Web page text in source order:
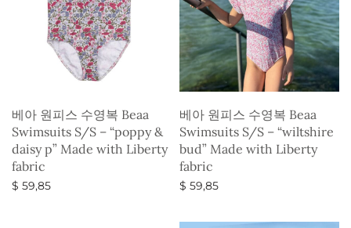
베아 원피스 수영복 Beaa
Swimsuits S/S – “poppy &
daisy p” Made with Liberty
fabric
$ 59,85
베아 원피스 수영복 Beaa
Swimsuits S/S – “wiltshire
bud” Made with Liberty
fabric
$ 59,85